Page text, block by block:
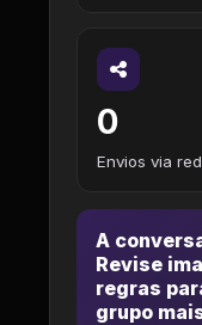
0
Envios via
A
Revise
regras
grupo